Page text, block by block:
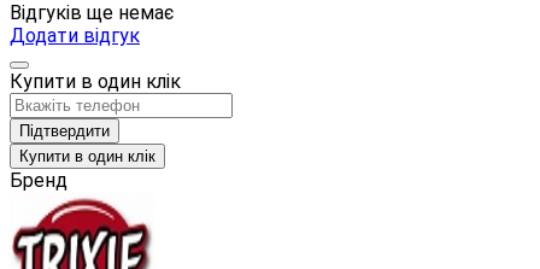
Відгуків ще немає
Додати відгук
Купити в один клік
Підтвердити
Купити в один клік
Бренд